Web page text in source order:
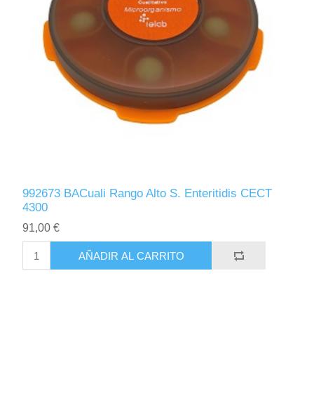
992673 BACuali Rango Alto S. Enteritidis CECT
4300
91,00 €
AÑADIR AL CARRITO